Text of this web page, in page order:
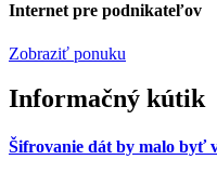
Internet pre podnikateľov
Zobraziť ponuku
Informačný kútik
Šifrovanie dát by malo byť